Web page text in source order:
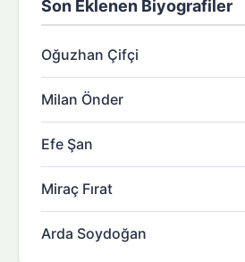
Son Eklenen Biyografiler
Oğuzhan Çifçi
Milan Önder
Efe Şan
Miraç Fırat
Arda Soydoğan